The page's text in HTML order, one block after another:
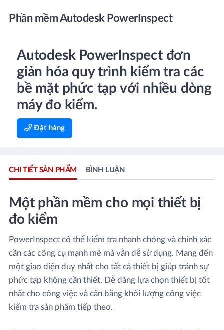
Phần mềm Autodesk PowerInspect
Autodesk PowerInspect đơn
giản hóa quy trình kiểm tra các
bề mặt phức tạp với nhiều dòng
máy đo kiểm.
Đặt hàng
CHI TIẾT SẢN PHẨM BÌNH LUẬN
Một phần mềm cho mọi thiết bị
đo kiểm
PowerInspect có thể kiểm tra nhanh chóng và chính xác
cần các công cụ mạnh mẽ mà vẫn dễ sử dụng. Mang đến
một giao diện duy nhất cho tất cả thiết bị giúp tránh sự
phức tạp không cần thiết. Dễ dàng lựa chọn thiết bị tốt
nhất cho công việc và cân bằng khối lượng công việc
kiểm tra sản phẩm tiếp theo.